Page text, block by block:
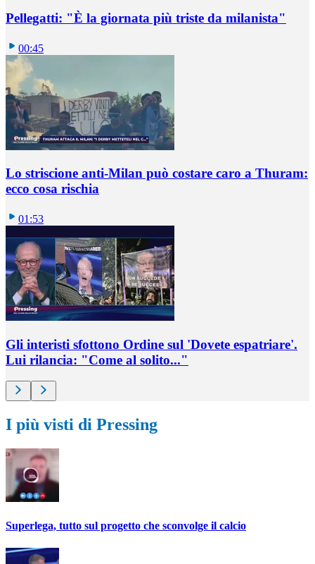
Pellegatti: "È la giornata più triste da milanista"
00:45
Lo striscione anti-Milan può costare caro a Thuram:
ecco cosa rischia
01:53
Gli interisti sfottono Ordine sul 'Dovete espatriare'.
Lui rilancia: "Come al solito..."
I più visti di Pressing
Superlega, tutto sul progetto che sconvolge il calcio